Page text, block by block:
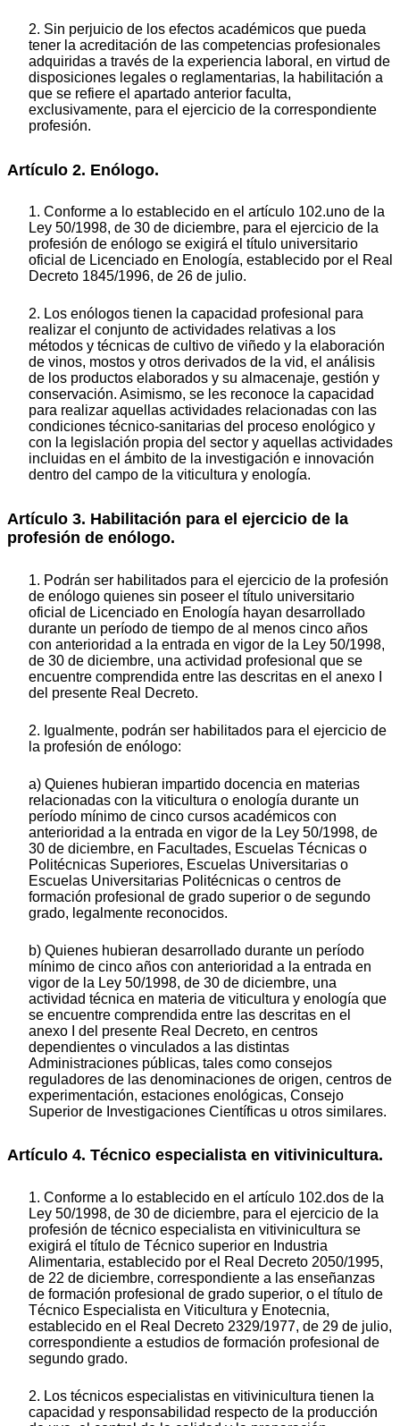
2. Sin perjuicio de los efectos académicos que pueda
tener la acreditación de las competencias profesionales
adquiridas a través de la experiencia laboral, en virtud de
disposiciones legales o reglamentarias, la habilitación a
que se refiere el apartado anterior faculta,
exclusivamente, para el ejercicio de la correspondiente
profesión.
Artículo 2. Enólogo.
1. Conforme a lo establecido en el artículo 102.uno de la
Ley 50/1998, de 30 de diciembre, para el ejercicio de la
profesión de enólogo se exigirá el título universitario
oficial de Licenciado en Enología, establecido por el Real
Decreto 1845/1996, de 26 de julio.
2. Los enólogos tienen la capacidad profesional para
realizar el conjunto de actividades relativas a los
métodos y técnicas de cultivo de viñedo y la elaboración
de vinos, mostos y otros derivados de la vid, el análisis
de los productos elaborados y su almacenaje, gestión y
conservación. Asimismo, se les reconoce la capacidad
para realizar aquellas actividades relacionadas con las
condiciones técnico-sanitarias del proceso enológico y
con la legislación propia del sector y aquellas actividades
incluidas en el ámbito de la investigación e innovación
dentro del campo de la viticultura y enología.
Artículo 3. Habilitación para el ejercicio de la
profesión de enólogo.
1. Podrán ser habilitados para el ejercicio de la profesión
de enólogo quienes sin poseer el título universitario
oficial de Licenciado en Enología hayan desarrollado
durante un período de tiempo de al menos cinco años
con anterioridad a la entrada en vigor de la Ley 50/1998,
de 30 de diciembre, una actividad profesional que se
encuentre comprendida entre las descritas en el anexo I
del presente Real Decreto.
2. Igualmente, podrán ser habilitados para el ejercicio de
la profesión de enólogo:
a) Quienes hubieran impartido docencia en materias
relacionadas con la viticultura o enología durante un
período mínimo de cinco cursos académicos con
anterioridad a la entrada en vigor de la Ley 50/1998, de
30 de diciembre, en Facultades, Escuelas Técnicas o
Politécnicas Superiores, Escuelas Universitarias o
Escuelas Universitarias Politécnicas o centros de
formación profesional de grado superior o de segundo
grado, legalmente reconocidos.
b) Quienes hubieran desarrollado durante un período
mínimo de cinco años con anterioridad a la entrada en
vigor de la Ley 50/1998, de 30 de diciembre, una
actividad técnica en materia de viticultura y enología que
se encuentre comprendida entre las descritas en el
anexo I del presente Real Decreto, en centros
dependientes o vinculados a las distintas
Administraciones públicas, tales como consejos
reguladores de las denominaciones de origen, centros de
experimentación, estaciones enológicas, Consejo
Superior de Investigaciones Científicas u otros similares.
Artículo 4. Técnico especialista en vitivinicultura.
1. Conforme a lo establecido en el artículo 102.dos de la
Ley 50/1998, de 30 de diciembre, para el ejercicio de la
profesión de técnico especialista en vitivinicultura se
exigirá el título de Técnico superior en Industria
Alimentaria, establecido por el Real Decreto 2050/1995,
de 22 de diciembre, correspondiente a las enseñanzas
de formación profesional de grado superior, o el título de
Técnico Especialista en Viticultura y Enotecnia,
establecido en el Real Decreto 2329/1977, de 29 de julio,
correspondiente a estudios de formación profesional de
segundo grado.
2. Los técnicos especialistas en vitivinicultura tienen la
capacidad y responsabilidad respecto de la producción